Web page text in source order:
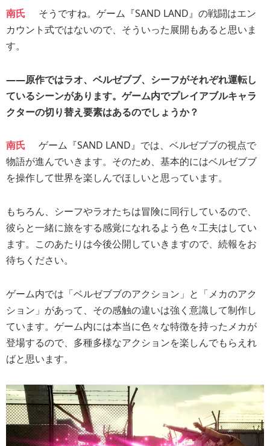
南氏
そうですね。ゲーム『SAND LAND』の戦闘はエン
カウント式ではないので、そういった展開もあると思いま
す。
――原作ではラオ、ベルゼブブ、シーフがそれぞれ運転し
ているシーンがあります。ゲーム内でプレイアブルキャラ
クターの切り替え要素はあるのでしょうか？
南氏
ゲーム『SAND LAND』では、ベルゼブブの視点で
物語が進んでいきます。そのため、基本的にはベルゼブブ
を操作して世界を楽しんでほしいと思っています。
もちろん、シーフやラオたちは冒険に同行しているので、
彼らと一緒に旅をする感覚になれるよう色々工夫はしてい
ます。このあたりは今後公開していきますので、続報をお
待ちください。
ゲーム内では「ベルゼブブのアクション」と「メカのアク
ション」があって、その感触の違いは強く意識して制作し
ています。ゲーム内には本当に色々な特徴を持ったメカが
登場するので、多種多様なアクションを楽しんでもらえれ
ばと思います。